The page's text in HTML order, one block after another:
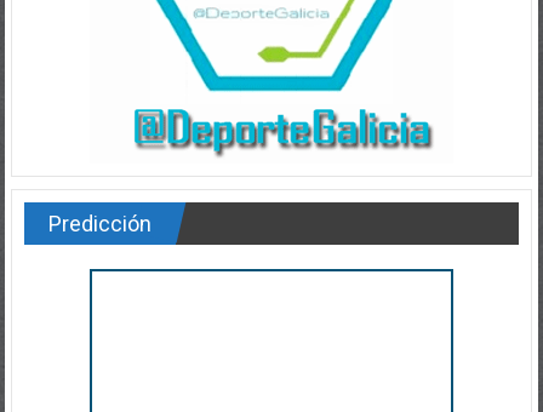
Predicción